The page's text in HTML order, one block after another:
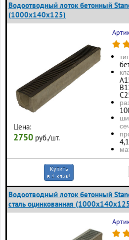
Водоотводный лоток бетонный
(1000x140x125)
Цена:
2750 руб./шт.
Купить
в 1 клик!
Водоотводный лоток бетонный
сталь оцинкованная